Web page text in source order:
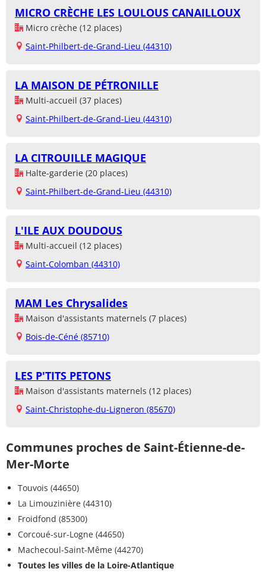
MICRO CRÈCHE LES LOULOUS CANAILLOUX
Micro crèche (12 places)
Saint-Philbert-de-Grand-Lieu (44310)
LA MAISON DE PÉTRONILLE
Multi-accueil (37 places)
Saint-Philbert-de-Grand-Lieu (44310)
LA CITROUILLE MAGIQUE
Halte-garderie (20 places)
Saint-Philbert-de-Grand-Lieu (44310)
L'ILE AUX DOUDOUS
Multi-accueil (12 places)
Saint-Colomban (44310)
MAM Les Chrysalides
Maison d'assistants maternels (7 places)
Bois-de-Céné (85710)
LES P'TITS PETONS
Maison d'assistants maternels (12 places)
Saint-Christophe-du-Ligneron (85670)
Communes proches de Saint-Étienne-de-
Mer-Morte
Touvois (44650)
La Limouzinière (44310)
Froidfond (85300)
Corcoué-sur-Logne (44650)
Machecoul-Saint-Même (44270)
Toutes les villes de la Loire-Atlantique